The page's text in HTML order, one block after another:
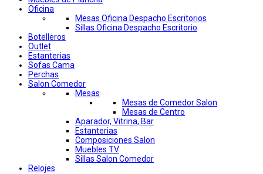
Oficina
Mesas Oficina Despacho Escritorios
Sillas Oficina Despacho Escritorio
Botelleros
Outlet
Estanterias
Sofas Cama
Perchas
Salon Comedor
Mesas
Mesas de Comedor Salon
Mesas de Centro
Aparador, Vitrina, Bar
Estanterias
Composiciones Salon
Muebles TV
Sillas Salon Comedor
Relojes